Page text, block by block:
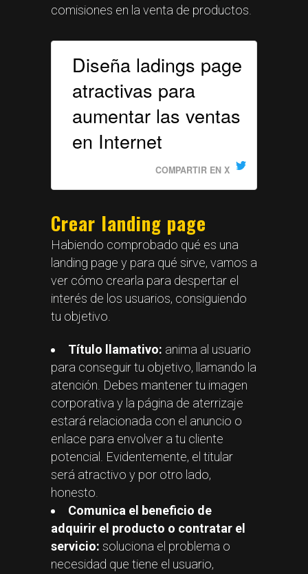
comisiones en la venta de productos.
Diseña ladings page
atractivas para
aumentar las ventas
en Internet
COMPARTIR EN X
Crear landing page
Habiendo comprobado qué es una
landing page y para qué sirve, vamos a
ver cómo crearla para despertar el
interés de los usuarios, consiguiendo
tu objetivo.
Título llamativo: anima al usuario
para conseguir tu objetivo, llamando la
atención. Debes mantener tu imagen
corporativa y la página de aterrizaje
estará relacionada con el anuncio o
enlace para envolver a tu cliente
potencial. Evidentemente, el titular
será atractivo y por otro lado,
honesto.
Comunica el beneficio de
adquirir el producto o contratar el
servicio: soluciona el problema o
necesidad que tiene el usuario,